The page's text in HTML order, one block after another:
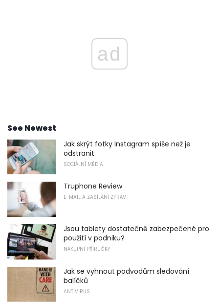
ad
See Newest
Jak skrýt fotky Instagram spíše než je
odstranit
SOCIÁLNÍ MÉDIA
Truphone Review
E-MAIL A ZASÍLÁNÍ ZPRÁV
Jsou tablety dostatečně zabezpečené pro
použití v podniku?
NÁKUPNÍ PŘÍRUČKY
Jak se vyhnout podvodům sledování
balíčků
ANTIVIRUS